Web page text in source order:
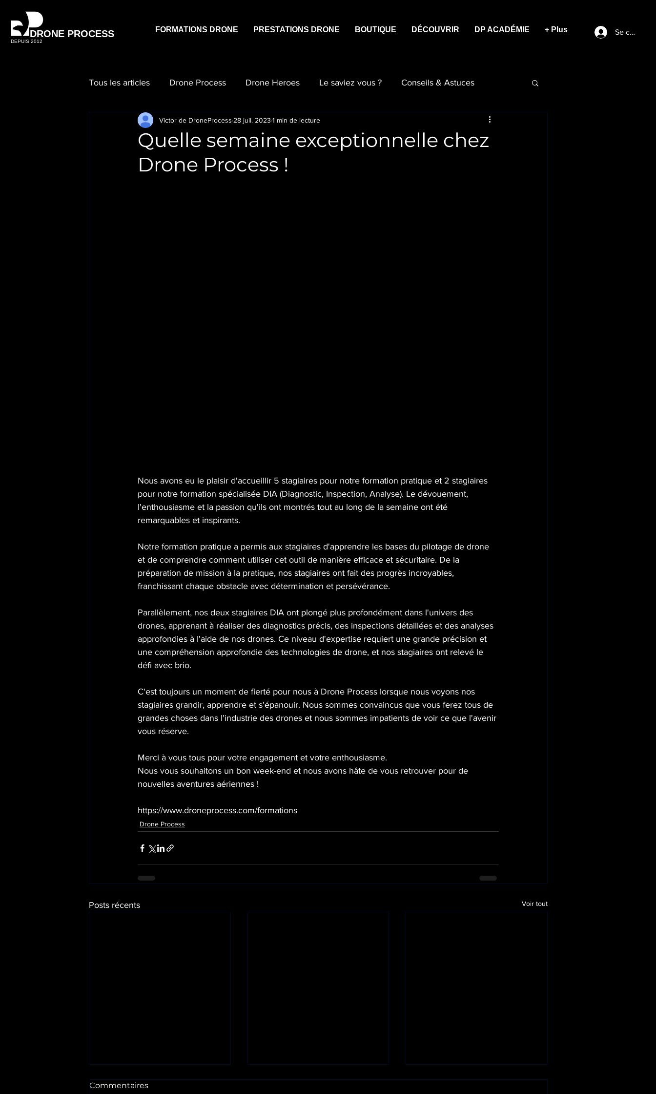
DRONE PROCESS
DEPUIS 2012
FORMATIONS DRONE PRESTATIONS DRONE BOUTIQUE DÉCOUVRIR DP ACADÉMIE + Plus Se
Tous les articles Drone Process Drone Heroes Le saviez vous ? Conseils & Astuces
Quelle semaine exceptionnelle chez
Drone Process !
Victor de DroneProcess 28 juil. 2023 1 min de lecture
Nous avons eu le plaisir d'accueillir 5 stagiaires pour notre formation pratique et 2 stagiaires
pour notre formation spécialisée DIA (Diagnostic, Inspection, Analyse). Le dévouement,
l'enthousiasme et la passion qu'ils ont montrés tout au long de la semaine ont été
remarquables et inspirants.
Notre formation pratique a permis aux stagiaires d'apprendre les bases du pilotage de drone
et de comprendre comment utiliser cet outil de manière efficace et sécuritaire. De la
préparation de mission à la pratique, nos stagiaires ont fait des progrès incroyables,
franchissant chaque obstacle avec détermination et persévérance.
Parallèlement, nos deux stagiaires DIA ont plongé plus profondément dans l'univers des
drones, apprenant à réaliser des diagnostics précis, des inspections détaillées et des analyses
approfondies à l'aide de nos drones. Ce niveau d'expertise requiert une grande précision et
une compréhension approfondie des technologies de drone, et nos stagiaires ont relevé le
défi avec brio.
C'est toujours un moment de fierté pour nous à Drone Process lorsque nous voyons nos
stagiaires grandir, apprendre et s'épanouir. Nous sommes convaincus que vous ferez tous de
grandes choses dans l'industrie des drones et nous sommes impatients de voir ce que l'avenir
vous réserve.
Merci à vous tous pour votre engagement et votre enthousiasme.
Nous vous souhaitons un bon week-end et nous avons hâte de vous retrouver pour de
nouvelles aventures aériennes !
https://www.droneprocess.com/formations
Drone Process
Posts récents Voir tout
Commentaires